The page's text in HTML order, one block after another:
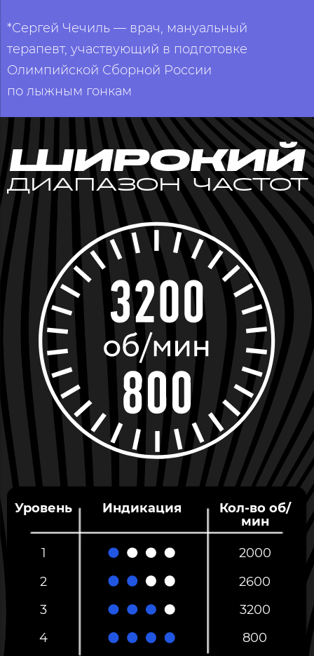
*Сергей Чечиль — врач, мануальный
терапевт, участвующий в подготовке
Олимпийской Сборной России
по лыжным гонкам
ШИРОКИЙ
ДИАПАЗОН ЧАСТОТ
Уровень Индикация
Кол-во об/
мин
1
2
3
4
2000
2600
3200
800